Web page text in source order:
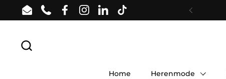
Ga naar content
EmailPhoneFacebookInstagram
LinkedInTikTok Vorige
Home Herenmode